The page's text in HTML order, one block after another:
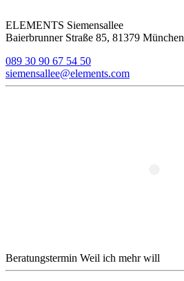
ELEMENTS Siemensallee
Baierbrunner Straße 85, 81379 München
089 30 90 67 54 50
siemensallee@elements.com
Beratungstermin Weil ich mehr will